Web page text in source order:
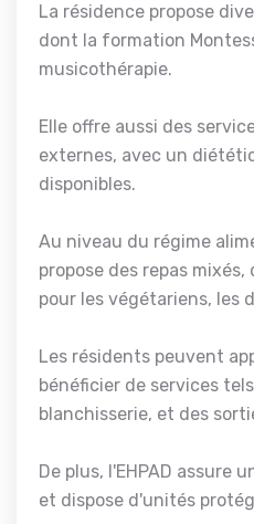
La résidence propose
dont la formation
musicothérapie.
Elle offre aussi des
externes, avec un
disponibles.
Au niveau du régime
propose des repas
pour les végétariens, les
Les résidents peuvent
bénéficier de services tels
blanchisserie, et des
De plus, l'EHPAD assure
et dispose d'unités